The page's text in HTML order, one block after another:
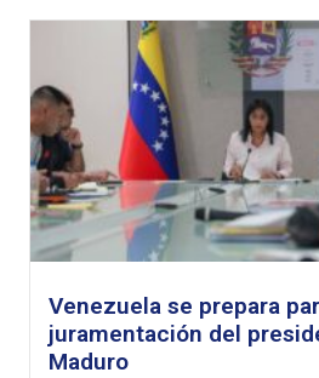
Venezuela se prepara
juramentación del
Maduro